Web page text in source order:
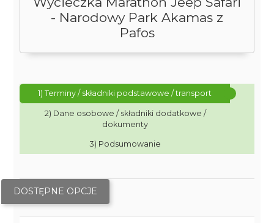
- Narodowy Park Akamas z
Pafos
1) Terminy / składniki podstawowe / transport
2) Dane osobowe / składniki dodatkowe /
dokumenty
3) Podsumowanie
DOSTĘPNE OPCJE